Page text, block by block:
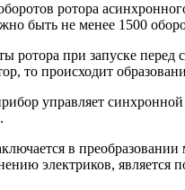
ротора
быть не менее 1500
ротора при запуске
то происходит
управляет
в
электриков, является